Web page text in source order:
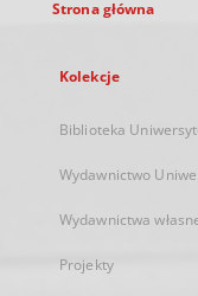
Strona główna
Kolekcje
Biblioteka
Wydawnictwo
Wydawnictwa
Projekty